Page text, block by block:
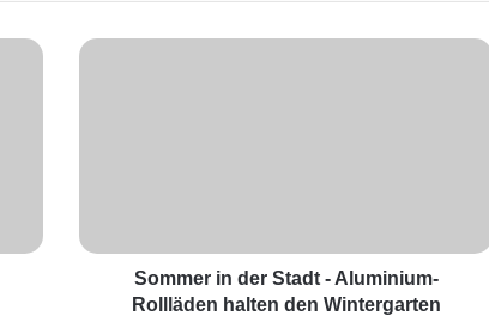
S
d
Sommer in der Stadt - Aluminium-
Rollläden halten den Wintergarten